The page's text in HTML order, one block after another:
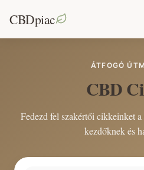
CBDpiac
ÁTFOGÓ
CBD
Fedezd fel szakértői cikkeinket
kezdőknek és